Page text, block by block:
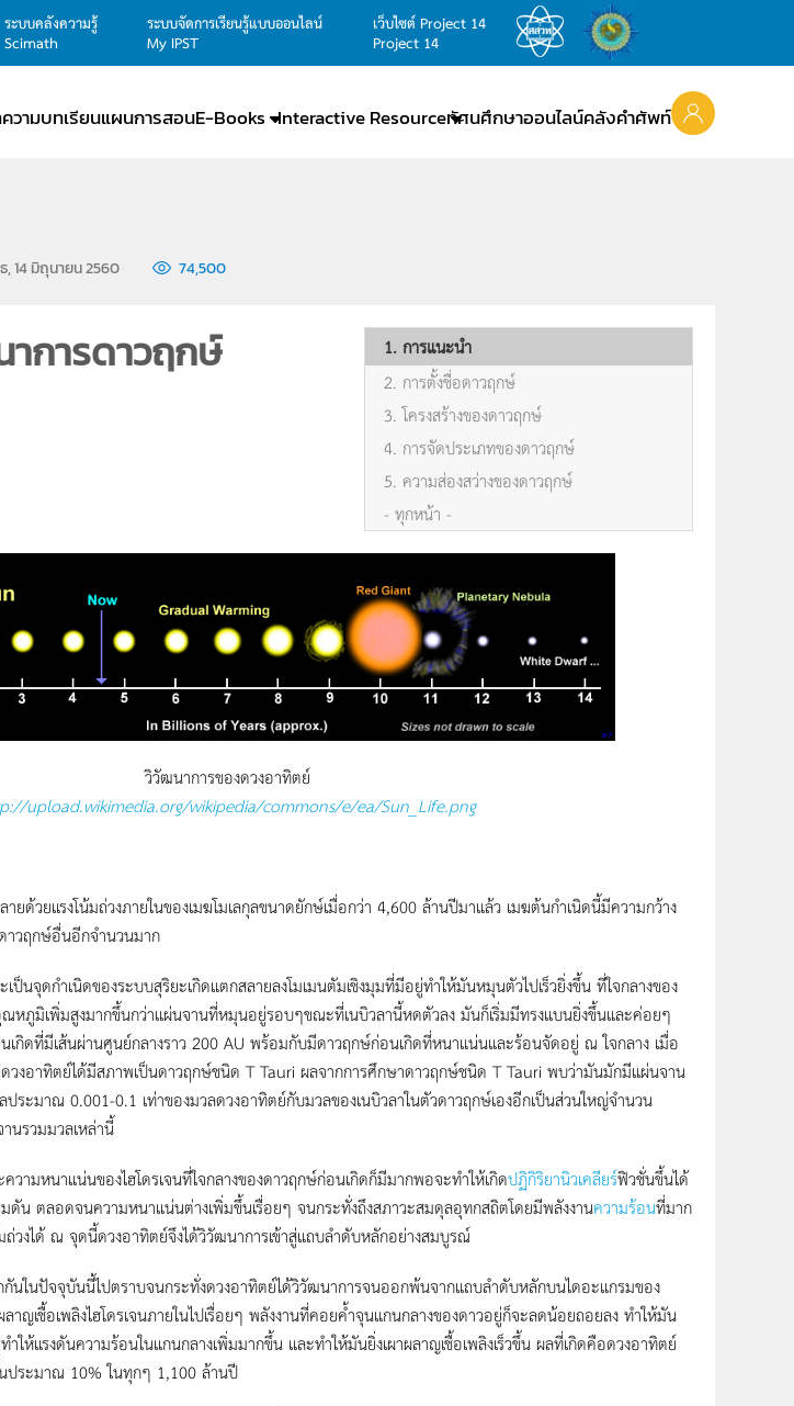
ระบบคลังความรู้
Scimath
ระบบจัดการเรียนรู้แบบออนไลน์
My IPST
เว็บไซต์ Project 14
Project 14
วามบทเรียนแผนการสอนE-Books Interactive Resourceทัศนศึกษาออนไลน์คลังคำศัพท์
, 14 มิถุนายน 2560 74,500
1. การแนะนำ
2. การตั้งชื่อดาวฤกษ์
3. โครงสร้างของดาวฤกษ์
4. การจัดประเภทของดาวฤกษ์
5. ความส่องสว่างของดาวฤกษ์
- ทุกหน้า -
การดาวฤกษ์
วิวัฒนาการของดวงอาทิตย์
upload.wikimedia.org/wikipedia/commons/e/ea/Sun_Life.png
ยด้วยแรงโน้มถ่วงภายในของเมฆโมเลกุลขนาดยักษ์เมื่อกว่า 4,600 ล้านปีมาแล้ว เมฆต้นกำเนิดนี้มีความกว้าง
าวฤกษ์อื่นอีกจำนวนมาก
ป็นจุดกำเนิดของระบบสุริยะเกิดแตกสลายลงโมเมนตัมเชิงมุมที่มีอยู่ทำให้มันหมุนตัวไปเร็วยิ่งขึ้น ที่ใจกลางของ
หภูมิเพิ่มสูงมากขึ้นกว่าแผ่นจานที่หมุนอยู่รอบๆขณะที่เนบิวลานี้หดตัวลง มันก็เริ่มมีทรงแบนยิ่งขึ้นและค่อยๆ
เกิดที่มีเส้นผ่านศูนย์กลางราว 200 AU พร้อมกับมีดาวฤกษ์ก่อนเกิดที่หนาแน่นและร้อนจัดอยู่ ณ ใจกลาง เมื่อ
ดวงอาทิตย์ได้มีสภาพเป็นดาวฤกษ์ชนิด T Tauri ผลจากการศึกษาดาวฤกษ์ชนิด T Tauri พบว่ามันมักมีแผ่นจาน
ระมาณ 0.001-0.1 เท่าของมวลดวงอาทิตย์กับมวลของเนบิวลาในตัวดาวฤกษ์เองอีกเป็นส่วนใหญ่จำนวน
นรวมมวลเหล่านี้
วามหนาแน่นของไฮโดรเจนที่ใจกลางของดาวฤกษ์ก่อนเกิดก็มีมากพอจะทำให้เกิดปฏิกิริยานิวเคลียร์ฟิวชั่นขึ้นได้
น ตลอดจนความหนาแน่นต่างเพิ่มขึ้นเรื่อยๆ จนกระทั่งถึงสภาวะสมดุลอุทกสถิตโดยมีพลังงานความร้อนที่มาก
วงได้ ณ จุดนี้ดวงอาทิตย์จึงได้วิวัฒนาการเข้าสู่แถบลำดับหลักอย่างสมบูรณ์
กันในปัจจุบันนี้ไปตราบจนกระทั่งดวงอาทิตย์ได้วิวัฒนาการจนออกพ้นจากแถบลำดับหลักบนไดอะแกรมของ
ลาญเชื้อเพลิงไฮโดรเจนภายในไปเรื่อยๆ พลังงานที่คอยค้ำจุนแกนกลางของดาวอยู่ก็จะลดน้อยถอยลง ทำให้มัน
ให้แรงดันความร้อนในแกนกลางเพิ่มมากขึ้น และทำให้มันยิ่งเผาผลาญเชื้อเพลิงเร็วขึ้น ผลที่เกิดคือดวงอาทิตย์
ประมาณ 10% ในทุกๆ 1,100 ล้านปี